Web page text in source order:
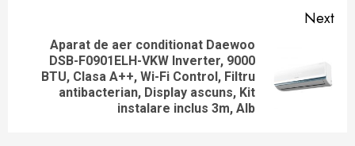
Next
Next
Aparat de aer conditionat Daewoo
DSB-F0901ELH-VKW Inverter, 9000
BTU, Clasa A++, Wi-Fi Control, Filtru
antibacterian, Display ascuns, Kit
instalare inclus 3m, Alb